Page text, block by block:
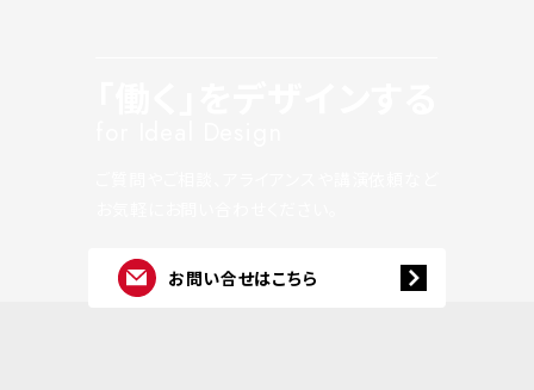
お問い合せはこちら